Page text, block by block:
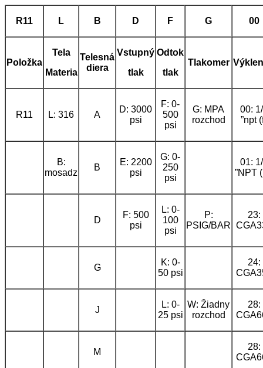
R11 L B D F G 00
Položka
Tela
Materia
Telesná
diera
Vstupný
tlak
Odtok
tlak
Tlakomer
R11 L: 316 A
D: 3000
psi
F: 0-
500
psi
G: MPA
rozchod
00:
”npt
B:
mosadz
B
E: 2200
psi
G: 0-
250
psi
01:
”NPT
D
F: 500
psi
L: 0-
100
psi
P:
PSIG/BAR
23:
G
K: 0-
50 psi
24:
J
L: 0-
25 psi
W: Žiadny
rozchod
28:
M
28: